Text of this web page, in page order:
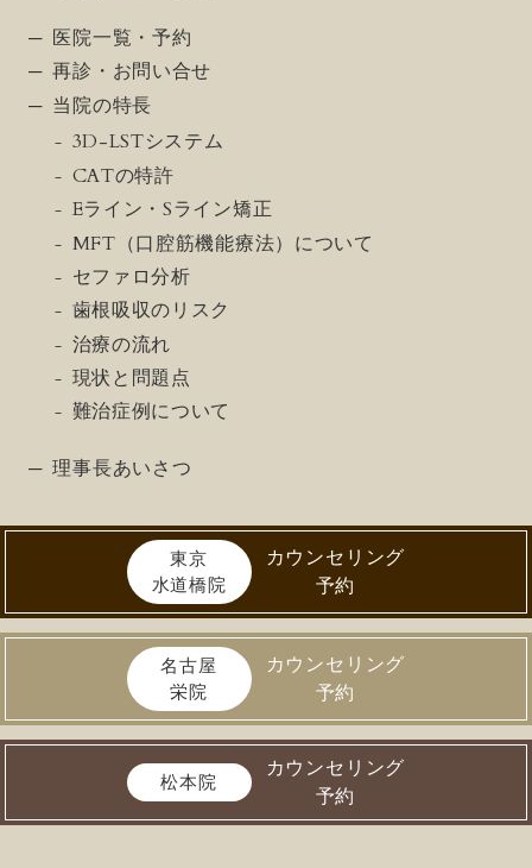
医院一覧・予約
再診・お問い合せ
当院の特長
3D-LSTシステム
CATの特許
Eライン・Sライン矯正
MFT（口腔筋機能療法）について
セファロ分析
歯根吸収のリスク
治療の流れ
現状と問題点
難治症例について
理事長あいさつ
東京
水道橋院
カウンセリング
予約
名古屋
栄院
カウンセリング
予約
松本院
カウンセリング
予約